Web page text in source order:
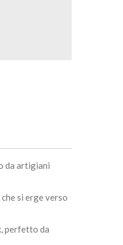
da artigiani
si erge verso
perfetto da